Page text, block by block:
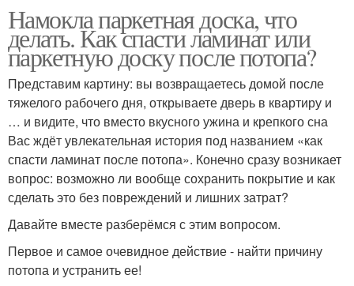
Намокла паркетная доска, что
делать. Как спасти ламинат или
паркетную доску после потопа?
Представим картину: вы возвращаетесь домой после
тяжелого рабочего дня, открываете дверь в квартиру и
… и видите, что вместо вкусного ужина и крепкого сна
Вас ждёт увлекательная история под названием «как
спасти ламинат после потопа». Конечно сразу возникает
вопрос: возможно ли вообще сохранить покрытие и как
сделать это без повреждений и лишних затрат?
Давайте вместе разберёмся с этим вопросом.
Первое и самое очевидное действие - найти причину
потопа и устранить ее!